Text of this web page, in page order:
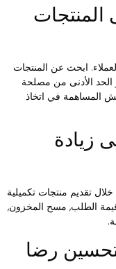
ابحث عن المنتجات
الأدنى من مصلحة
في اتخاذ
تقديم منتجات تكميلية
الطلب, مسح المخزون,
رضا